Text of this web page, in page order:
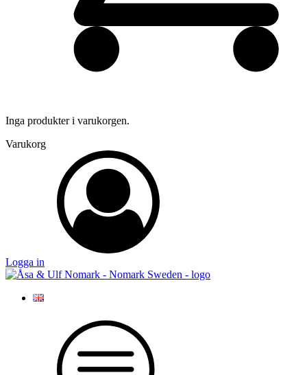
Inga produkter i varukorgen.
Varukorg
Logga in